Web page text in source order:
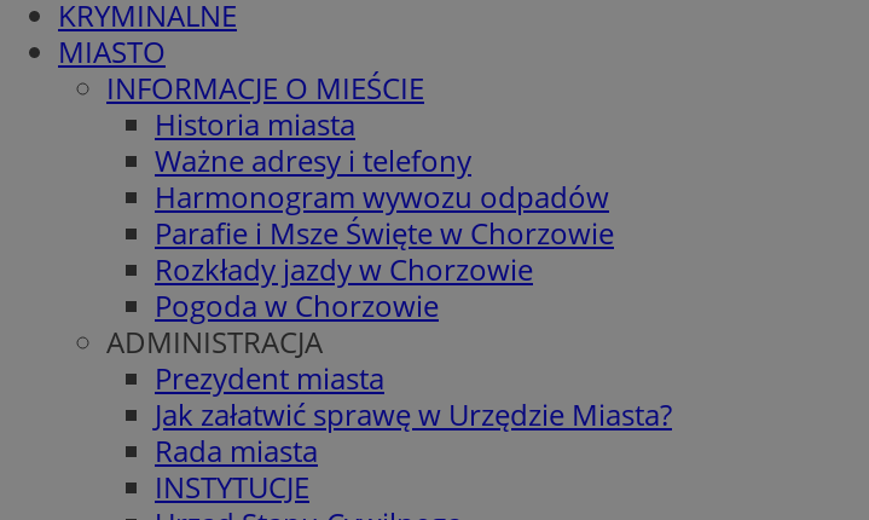
KRYMINALNE
MIASTO
INFORMACJE O MIEŚCIE
Historia miasta
Ważne adresy i telefony
Harmonogram wywozu odpadów
Parafie i Msze Święte w Chorzowie
Rozkłady jazdy w Chorzowie
Pogoda w Chorzowie
ADMINISTRACJA
Prezydent miasta
Jak załatwić sprawę w Urzędzie Miasta?
Rada miasta
INSTYTUCJE